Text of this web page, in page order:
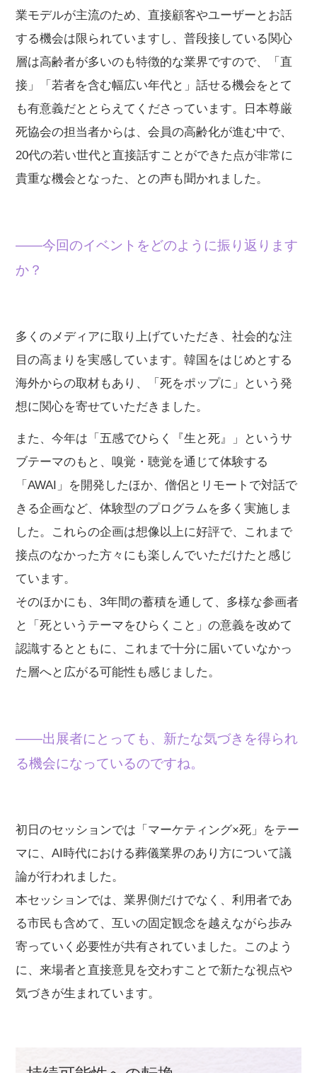
業モデルが主流のため、直接顧客やユーザーとお話
する機会は限られていますし、普段接している関心
層は高齢者が多いのも特徴的な業界ですので、「直
接」「若者を含む幅広い年代と」話せる機会をとて
も有意義だととらえてくださっています。日本尊厳
死協会の担当者からは、会員の高齢化が進む中で、
20代の若い世代と直接話すことができた点が非常に
貴重な機会となった、との声も聞かれました。
——今回のイベントをどのように振り返ります
か？
多くのメディアに取り上げていただき、社会的な注
目の高まりを実感しています。韓国をはじめとする
海外からの取材もあり、「死をポップに」という発
想に関心を寄せていただきました。
また、今年は「五感でひらく『生と死』」というサ
ブテーマのもと、嗅覚・聴覚を通じて体験する
「AWAI」を開発したほか、僧侶とリモートで対話で
きる企画など、体験型のプログラムを多く実施しま
した。これらの企画は想像以上に好評で、これまで
接点のなかった方々にも楽しんでいただけたと感じ
ています。
そのほかにも、3年間の蓄積を通して、多様な参画者
と「死というテーマをひらくこと」の意義を改めて
認識するとともに、これまで十分に届いていなかっ
た層へと広がる可能性も感じました。
——出展者にとっても、新たな気づきを得られ
る機会になっているのですね。
初日のセッションでは「マーケティング×死」をテー
マに、AI時代における葬儀業界のあり方について議
論が行われました。
本セッションでは、業界側だけでなく、利用者であ
る市民も含めて、互いの固定観念を越えながら歩み
寄っていく必要性が共有されていました。このよう
に、来場者と直接意見を交わすことで新たな視点や
気づきが生まれています。